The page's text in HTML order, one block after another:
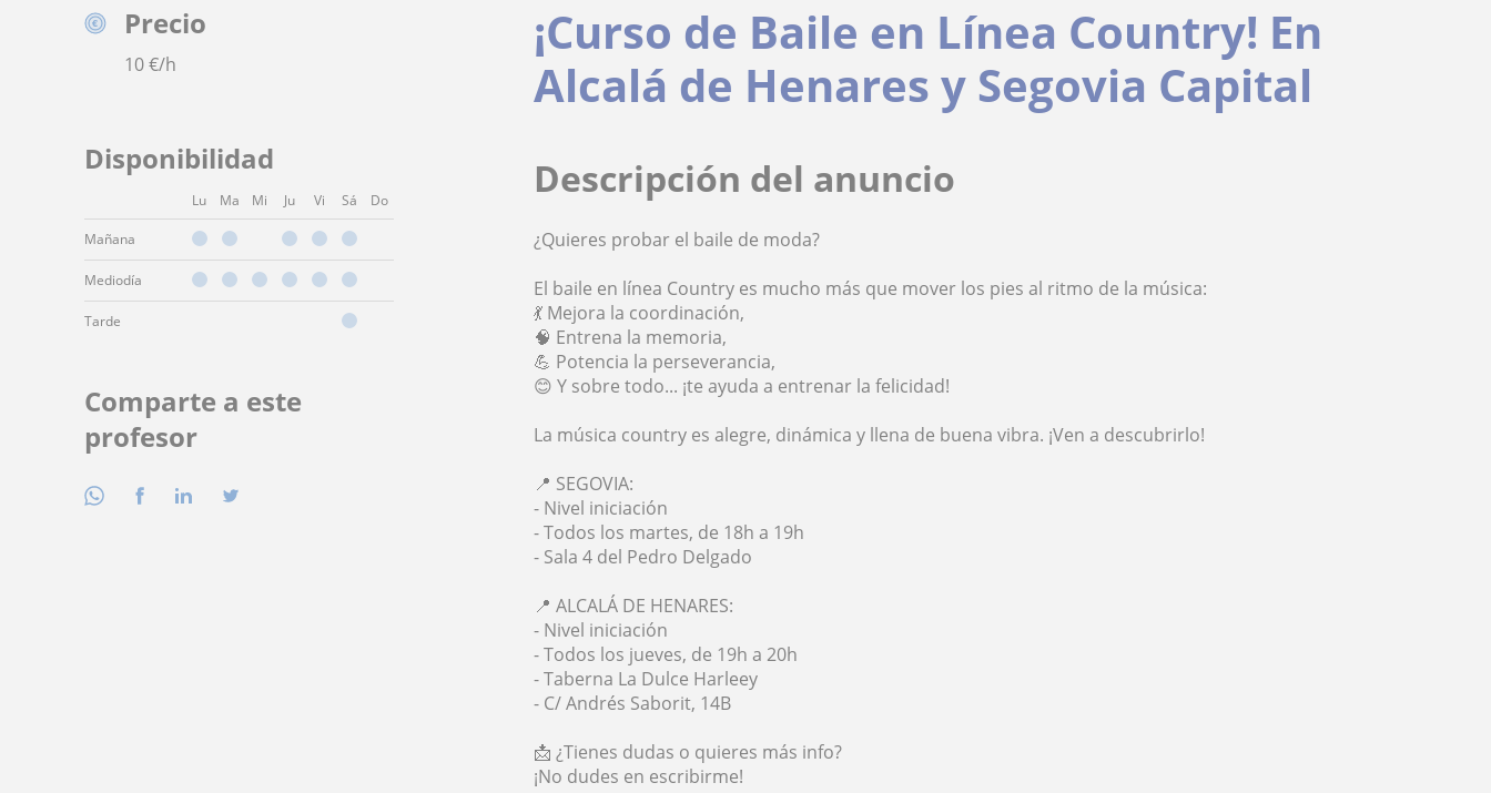
Precio
10€/h
Disponibilidad
Lu Ma Mi Ju Vi Sá Do
Mañana
Mediodía
Tarde
Comparte a este
profesor
¡Curso de Baile en Línea Country! En
Alcalá de Henares y Segovia Capital
Descripción del anuncio
¿Quieres probar el baile de moda?
El baile en línea Country es mucho más que mover los pies al ritmo de la música:
💃 Mejora la coordinación,
🧠 Entrena la memoria,
💪 Potencia la perseverancia,
😊 Y sobre todo... ¡te ayuda a entrenar la felicidad!
La música country es alegre, dinámica y llena de buena vibra. ¡Ven a descubrirlo!
📍 SEGOVIA:
- Nivel iniciación
- Todos los martes, de 18h a 19h
- Sala 4 del Pedro Delgado
📍 ALCALÁ DE HENARES:
- Nivel iniciación
- Todos los jueves, de 19h a 20h
- Taberna La Dulce Harleey
- C/ Andrés Saborit, 14B
📩 ¿Tienes dudas o quieres más info?
¡No dudes en escribirme!